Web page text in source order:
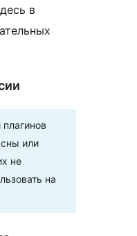
в
или
не
на